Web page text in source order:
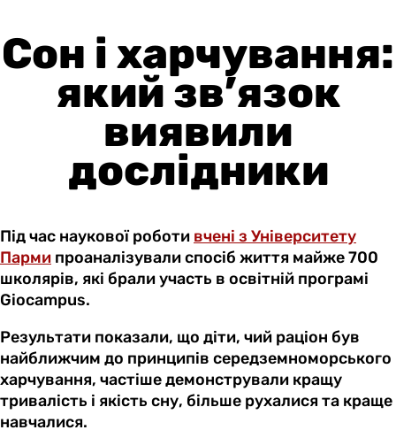
Сон і харчування:
який зв’язок
виявили
дослідники
Під час наукової роботи вчені з Університету
Парми проаналізували спосіб життя майже 700
школярів, які брали участь в освітній програмі
Giocampus.
Результати показали, що діти, чий раціон був
найближчим до принципів середземноморського
харчування, частіше демонстрували кращу
тривалість і якість сну, більше рухалися та краще
навчалися.